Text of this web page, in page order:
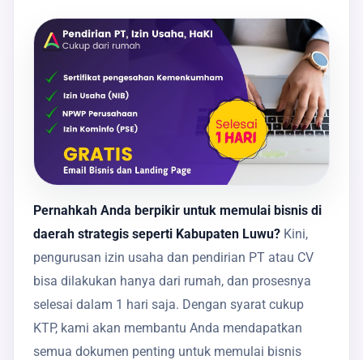
Pernahkah Anda berpikir untuk memulai bisnis di
daerah strategis seperti Kabupaten Luwu? Kini,
pengurusan izin usaha dan pendirian PT atau CV
bisa dilakukan hanya dari rumah, dan prosesnya
selesai dalam 1 hari saja. Dengan syarat cukup
KTP, kami akan membantu Anda mendapatkan
semua dokumen penting untuk memulai bisnis